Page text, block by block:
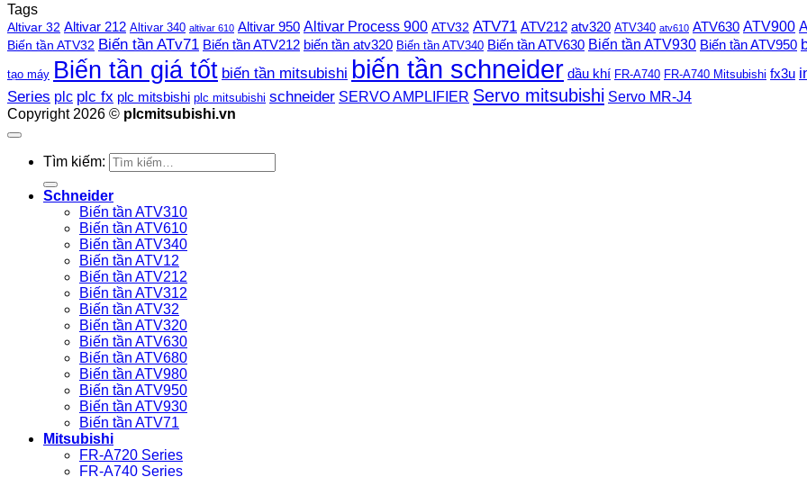
Tags
Altivar 32 Altivar 212 Altivar 340 altivar 610 Altivar 950 Altivar Process 900 ATV32 ATV71 ATV212 atv320 ATV340 atv610 ATV630 ATV900
Biến tần ATV32 Biến tần ATv71 Biến tần ATV212 biến tần atv320 Biến tần ATV340 Biến tần ATV630 Biến tần ATV930 Biến tần ATV950
tạo máy Biến tần giá tốt biến tần mitsubishi biến tần schneider dầu khí FR-A740 FR-A740 Mitsubishi fx3u
Series plc plc fx plc mitsbishi plc mitsubishi schneider SERVO AMPLIFIER Servo mitsubishi Servo MR-J4
Copyright 2026 © plcmitsubishi.vn
Tìm kiếm:
Schneider
Biến tần ATV310
Biến tần ATV610
Biến tần ATV340
Biến tần ATV12
Biến tần ATV212
Biến tần ATV312
Biến tần ATV32
Biến tần ATV320
Biến tần ATV630
Biến tần ATV680
Biến tần ATV980
Biến tần ATV950
Biến tần ATV930
Biến tần ATV71
Mitsubishi
FR-A720 Series
FR-A740 Series